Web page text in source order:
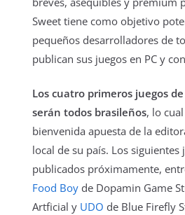
Sweet tiene como objetivo
pequeños desarrolladores de
publican sus juegos en PC y
Los cuatro primeros juegos
serán todos brasileños, lo
bienvenida apuesta de la
local de su país. Los siguientes
publicados próximamente,
Food Boy de Dopamin Game
Artficial y UDO de Blue Firefly